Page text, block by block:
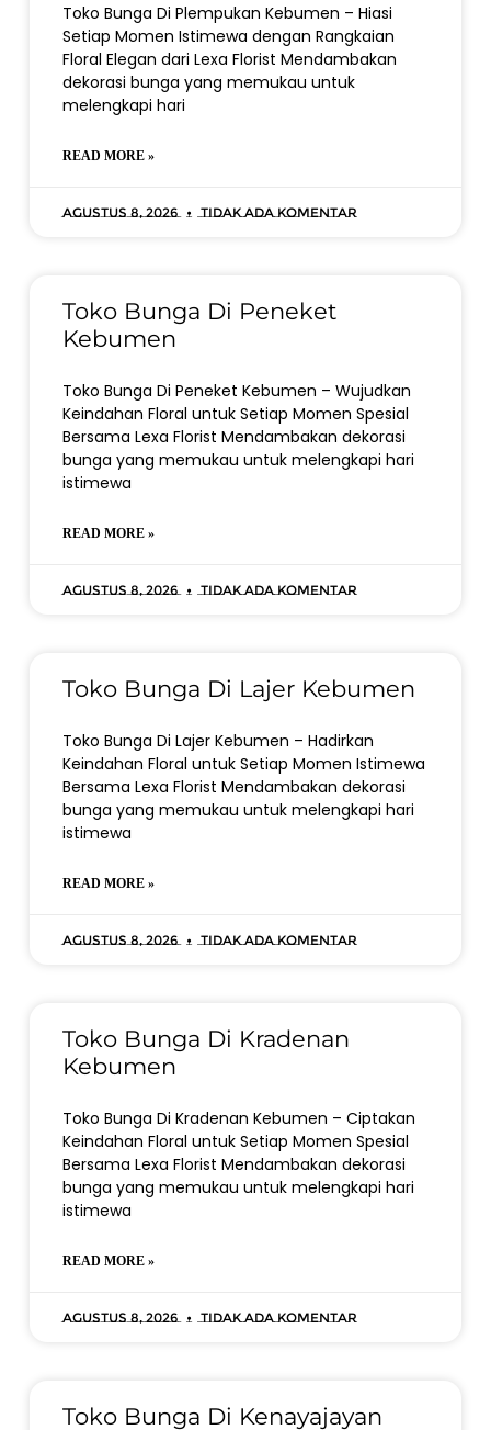
Toko Bunga Di Plempukan Kebumen – Hiasi
Setiap Momen Istimewa dengan Rangkaian
Floral Elegan dari Lexa Florist Mendambakan
dekorasi bunga yang memukau untuk
melengkapi hari
READ MORE »
Agustus 8, 2026 Tidak ada komentar
Toko Bunga Di Peneket
Kebumen
Toko Bunga Di Peneket Kebumen – Wujudkan
Keindahan Floral untuk Setiap Momen Spesial
Bersama Lexa Florist Mendambakan dekorasi
bunga yang memukau untuk melengkapi hari
istimewa
READ MORE »
Agustus 8, 2026 Tidak ada komentar
Toko Bunga Di Lajer Kebumen
Toko Bunga Di Lajer Kebumen – Hadirkan
Keindahan Floral untuk Setiap Momen Istimewa
Bersama Lexa Florist Mendambakan dekorasi
bunga yang memukau untuk melengkapi hari
istimewa
READ MORE »
Agustus 8, 2026 Tidak ada komentar
Toko Bunga Di Kradenan
Kebumen
Toko Bunga Di Kradenan Kebumen – Ciptakan
Keindahan Floral untuk Setiap Momen Spesial
Bersama Lexa Florist Mendambakan dekorasi
bunga yang memukau untuk melengkapi hari
istimewa
READ MORE »
Agustus 8, 2026 Tidak ada komentar
Toko Bunga Di Kenayajayan